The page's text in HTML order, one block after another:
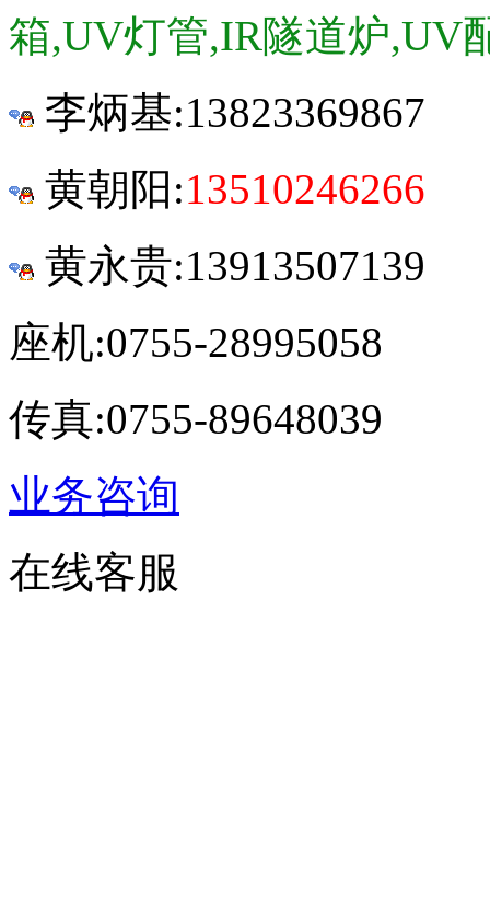
箱,UV灯管,IR隧道炉,UV
李炳基:13823369867
黄朝阳:13510246266
黄永贵:13913507139
座机:0755-28995058
传真:0755-89648039
业务咨询
在线客服